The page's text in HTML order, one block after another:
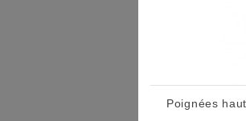
Poignées